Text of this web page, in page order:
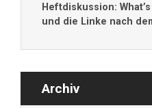
Heftdiskussion:
und die Linke nach
Archiv